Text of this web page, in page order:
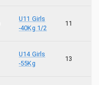
U11 Girls
-40Kg 1/2
11
U14 Girls
-55Kg
13